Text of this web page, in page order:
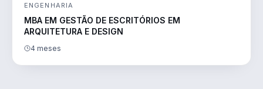
ENGENHARIA
MBA EM GESTÃO DE ESCRITÓRIOS EM
ARQUITETURA E DESIGN
4 meses